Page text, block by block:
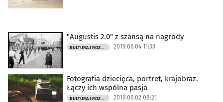
"Augustis 2.0" z szansą na nagrody
2019.06.04 11:53
Fotografia dziecięca, portret, krajobraz.
Łączy ich wspólna pasja
2019.06.02 08:21